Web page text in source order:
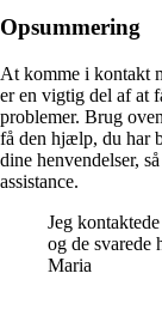
Opsummering
At komme i kontakt
er en vigtig del af at
problemer. Brug
få den hjælp, du har
dine henvendelser,
assistance.
Jeg
og de svarede
Maria